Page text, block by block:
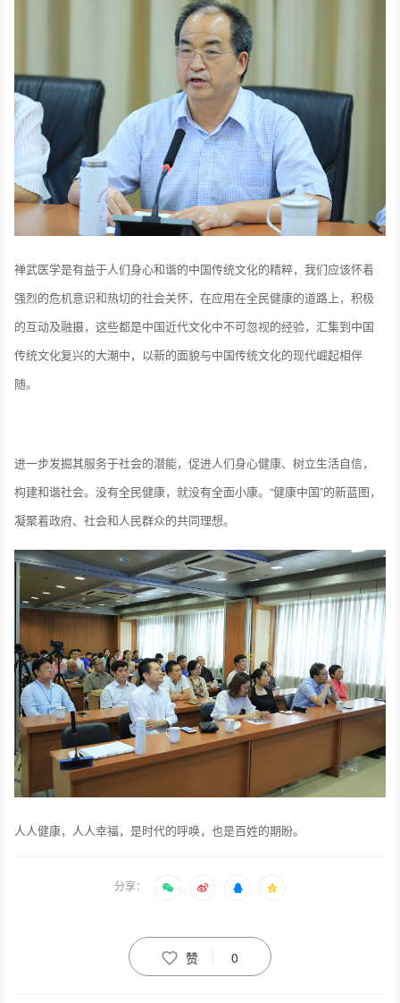
禅武医学是有益于人们身心和谐的中国传统文化的精粹，我们应该怀着
强烈的危机意识和热切的社会关怀，在应用在全民健康的道路上，积极
的互动及融摄，这些都是中国近代文化中不可忽视的经验，汇集到中国
传统文化复兴的大潮中，以新的面貌与中国传统文化的现代崛起相伴
随。
进一步发掘其服务于社会的潜能，促进人们身心健康、树立生活自信，
构建和谐社会。没有全民健康，就没有全面小康。“健康中国”的新蓝图，
凝聚着政府、社会和人民群众的共同理想。
人人健康，人人幸福，是时代的呼唤，也是百姓的期盼。
分享：
赞 0